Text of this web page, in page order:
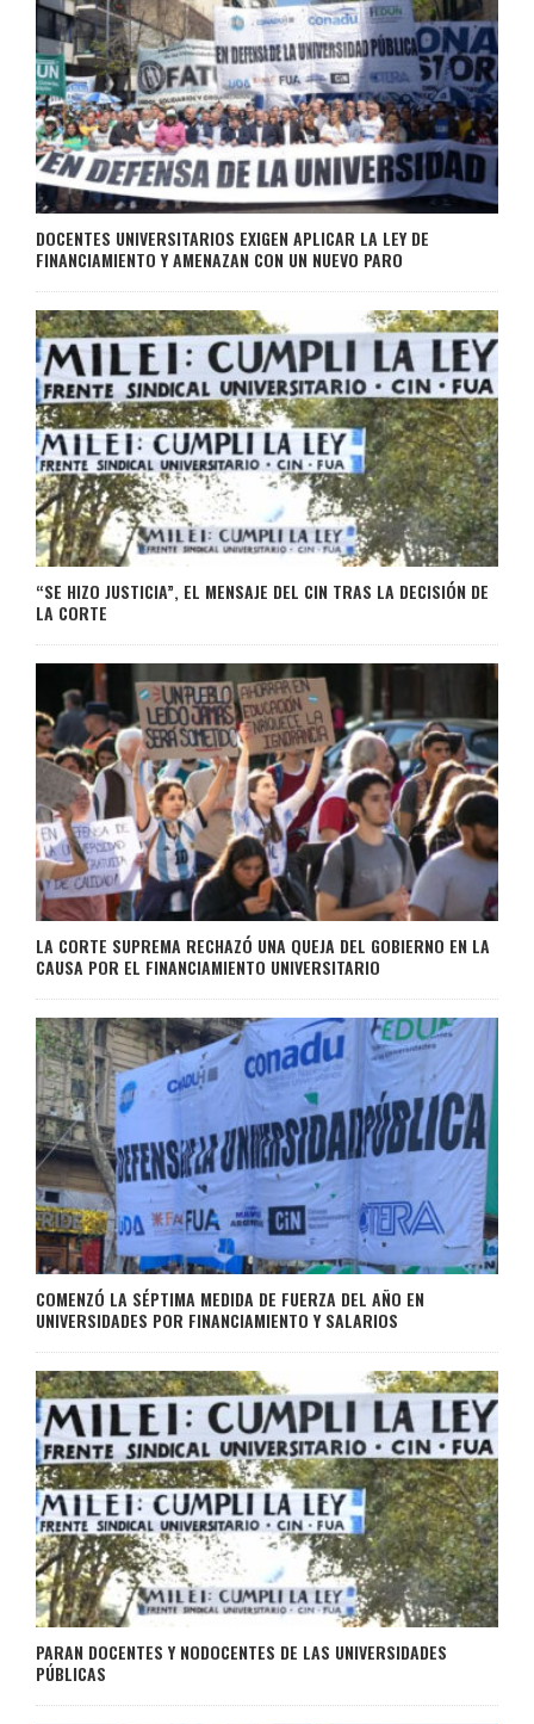
DOCENTES UNIVERSITARIOS EXIGEN APLICAR LA LEY DE
FINANCIAMIENTO Y AMENAZAN CON UN NUEVO PARO
“SE HIZO JUSTICIA”, EL MENSAJE DEL CIN TRAS LA DECISIÓN DE
LA CORTE
LA CORTE SUPREMA RECHAZÓ UNA QUEJA DEL GOBIERNO EN LA
CAUSA POR EL FINANCIAMIENTO UNIVERSITARIO
COMENZÓ LA SÉPTIMA MEDIDA DE FUERZA DEL AÑO EN
UNIVERSIDADES POR FINANCIAMIENTO Y SALARIOS
PARAN DOCENTES Y NODOCENTES DE LAS UNIVERSIDADES
PÚBLICAS